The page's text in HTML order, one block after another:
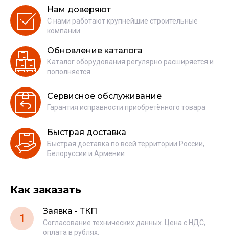
Нам доверяют
С нами работают крупнейшие строительные
компании
Обновление каталога
Каталог оборудования регулярно расширяется и
пополняется
Сервисное обслуживание
Гарантия исправности приобретённого товара
Быстрая доставка
Быстрая доставка по всей территории России,
Белоруссии и Армении
Как заказать
1
Заявка - ТКП
Согласование технических данных. Цена с НДС,
оплата в рублях.